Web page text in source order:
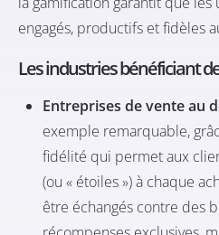
engagés, productifs et fidèles
Les industries bénéficiant
Entreprises de vente au
exemple remarquable,
fidélité qui permet aux
(ou « étoiles ») à chaque
être échangés contre des